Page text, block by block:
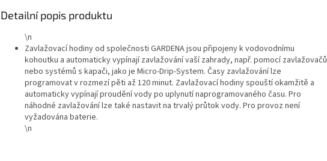
Detailní popis produktu
\n
Zavlažovací hodiny od společnosti GARDENA jsou připojeny k vodovodnímu
kohoutku a automaticky vypínají zavlažování vaší zahrady, např. pomocí zavlažovačů
nebo systémů s kapači, jako je Micro-Drip-System. Časy zavlažování lze
programovat v rozmezí pěti až 120 minut. Zavlažovací hodiny spouští okamžitě a
automaticky vypínají proudění vody po uplynutí naprogramovaného času. Pro
náhodné zavlažování lze také nastavit na trvalý průtok vody. Pro provoz není
vyžadována baterie.
\n